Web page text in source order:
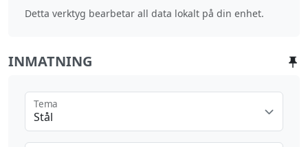
Detta verktyg bearbetar all data lokalt på din enhet.
INMATNING
Stål
Tema